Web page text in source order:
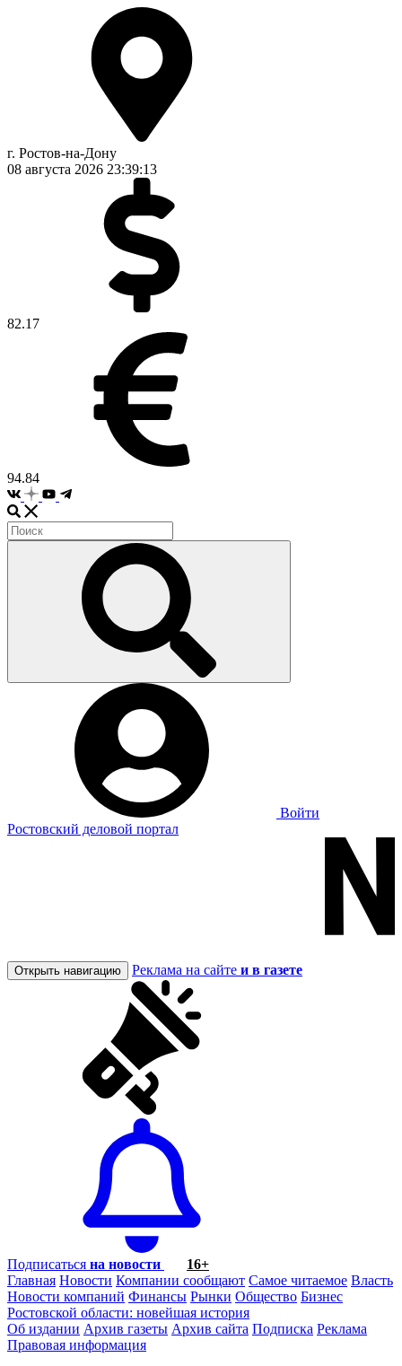
г. Ростов-на-Дону
08 августа 2026 23:39:13
82.17
94.84
Войти
Ростовский деловой портал
Открыть навигацию Реклама на сайте и в газете
Подписаться на новости
16+
Главная Новости Компании сообщают Самое читаемое Власть
Новости компаний Финансы Рынки Общество Бизнес
Ростовской области: новейшая история
Об издании Архив газеты Архив сайта Подписка Реклама
Правовая информация